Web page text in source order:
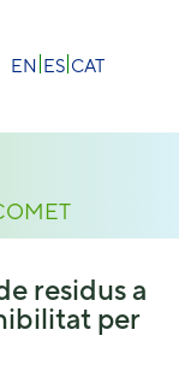
EN ES CAT
residus a
per